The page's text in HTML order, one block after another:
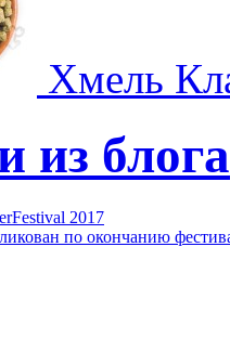
Хмель
из блога
2017
по окончанию